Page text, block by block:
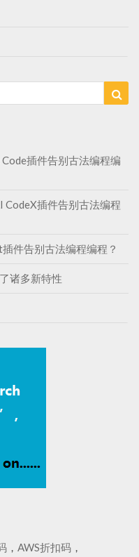
插件告别古法编程编
CodeX插件告别古法编程
件告别古法编程编程？
诸多新特性
， AWS折扣码 ，